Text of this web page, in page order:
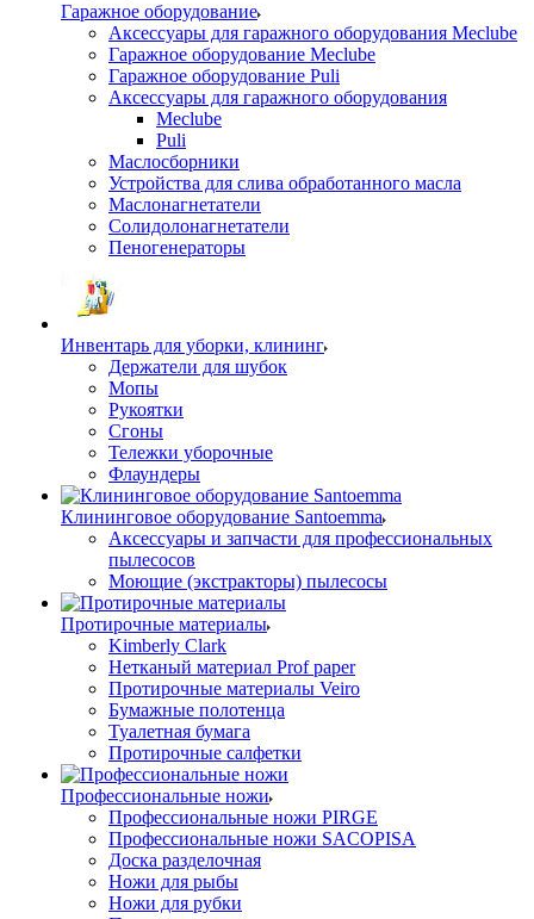
Гаражное оборудование
Аксессуары для гаражного оборудования Meclube
Гаражное оборудование Meclube
Гаражное оборудование Puli
Аксессуары для гаражного оборудования
Meclube
Puli
Маслосборники
Устройства для слива обработанного масла
Маслонагнетатели
Солидолонагнетатели
Пеногенераторы
Инвентарь для уборки, клининг
Держатели для шубок
Мопы
Рукоятки
Сгоны
Тележки уборочные
Флаундеры
Клининговое оборудование Santoemma
Аксессуары и запчасти для профессиональных
пылесосов
Моющие (экстракторы) пылесосы
Протирочные материалы
Kimberly Clark
Нетканый материал Prof paper
Протирочные материалы Veiro
Бумажные полотенца
Туалетная бумага
Протирочные салфетки
Профессиональные ножи
Профессиональные ножи PIRGE
Профессиональные ножи SACOPISA
Доска разделочная
Ножи для рыбы
Ножи для рубки